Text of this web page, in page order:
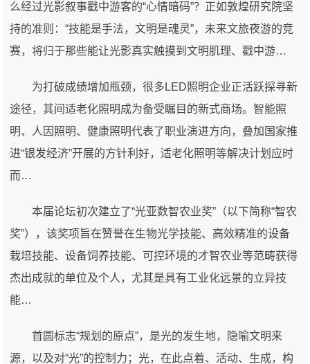
么经过光影叙事戳中游客的“心情暗码”？正如敦煌研究院坚
持的准则：“技能是手法，文明是魂灵”，未来文旅夜游的竞
赛，将归于那些能让光影真实触摸到文明肌理、戳中游…
为打破成绩增加瓶颈，很多LED照明企业正活跃探寻新
途径，其间适老化照明成为备受瞩目的新式商场。智能照
明、人因照明、健康照明代表了职业演进方向，叠加国家推
进“银发经济”开展的方针利好，适老化照明等解决计划应时
而…
本届论坛初次建立了“光亚数智农业奖”（以下简称“智农
奖”），该奖项旨在赞誉在生物光学技能、高效精准的设备
栽培技能、设备饲养技能、可控环境的才智农业等范畴获得
杰出成就的单位及个人，尤其是具有工业化远景的立异技
能…
首圆标志“规划的原点”，是光的发生地，隐喻文明来
源，以及对“光”的控制力；光，在此点着、活动、生成，构